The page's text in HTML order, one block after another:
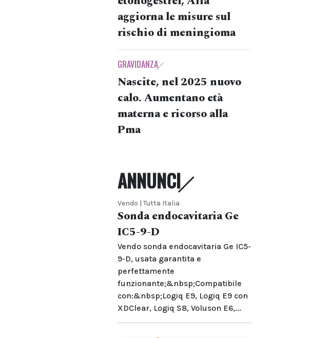
aggiorna le misure sul
rischio di meningioma
GRAVIDANZA
Nascite, nel 2025 nuovo
calo. Aumentano età
materna e ricorso alla
Pma
ANNUNCI
Vendo | Tutta Italia
Sonda endocavitaria Ge
IC5-9-D
Vendo sonda endocavitaria Ge IC5-
9-D, usata garantita e
perfettamente
funzionante;&nbsp;Compatibile
con:&nbsp;Logiq E9, Logiq E9 con
XDClear, Logiq S8, Voluson E6,...